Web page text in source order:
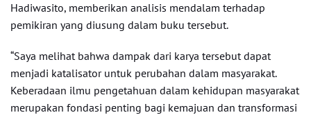
Hadiwasito, memberikan analisis mendalam terhadap
pemikiran yang diusung dalam buku tersebut.
“Saya melihat bahwa dampak dari karya tersebut dapat
menjadi katalisator untuk perubahan dalam masyarakat.
Keberadaan ilmu pengetahuan dalam kehidupan masyarakat
merupakan fondasi penting bagi kemajuan dan transformasi